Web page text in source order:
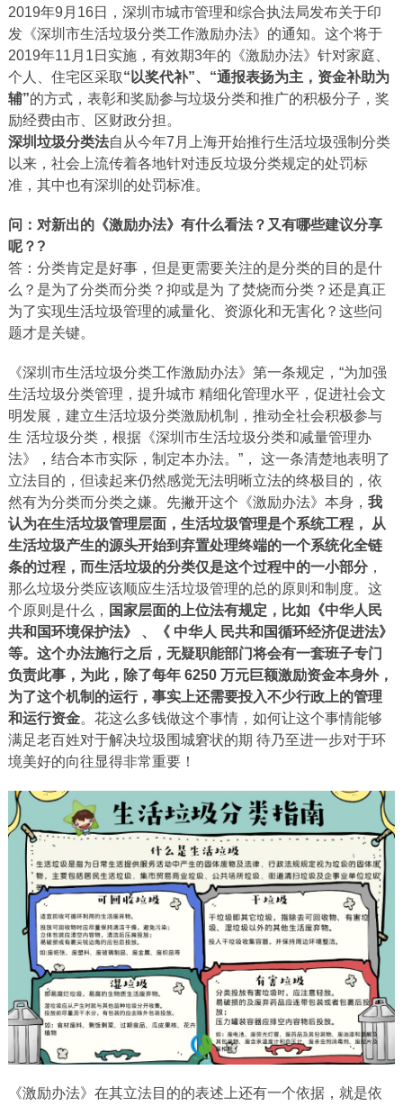
2019年9月16日，深圳市城市管理和综合执法局发布关于印
发《深圳市生活垃圾分类工作激励办法》的通知。这个将于
2019年11月1日实施，有效期3年的《激励办法》针对家庭、
个人、住宅区采取“以奖代补”、“通报表扬为主，资金补助为
辅”的方式，表彰和奖励参与垃圾分类和推广的积极分子，奖
励经费由市、区财政分担。
深圳垃圾分类法自从今年7月上海开始推行生活垃圾强制分类
以来，社会上流传着各地针对违反垃圾分类规定的处罚标
准，其中也有深圳的处罚标准。
问： 对新出的《激励办法》有什么看法？ 又有哪些建议分享
呢？ ?
答：分类肯定是好事，但是更需要关注的是分类的目的是什
么？是为了分类而分类？抑或是为 了焚烧而分类？还是真正
为了实现生活垃圾管理的减量化、资源化和无害化？这些问
题才是关键。
《深圳市生活垃圾分类工作激励办法》第一条规定，“为加强
生活垃圾分类管理，提升城市 精细化管理水平，促进社会文
明发展，建立生活垃圾分类激励机制，推动全社会积极参与
生 活垃圾分类，根据《深圳市生活垃圾分类和减量管理办
法》，结合本市实际，制定本办法。”， 这一条清楚地表明了
立法目的，但读起来仍然感觉无法明晰立法的终极目的，依
然有为分类而分类之嫌。先撇开这个《激励办法》本身， 我
认为在生活垃圾管理层面，生活垃圾管理是个系统工程， 从
生活垃圾产生的源头开始到弃置处理终端的一个系统化全链
条的过程，而生活垃圾的分类仅是这个过程中的一小部分，
那么垃圾分类应该顺应生活垃圾管理的总的原则和制度。这
个原则是什么， 国家层面的上位法有规定，比如《中华人民
共和国环境保护法》 、《 中华人 民共和国循环经济促进法》
等。 这个办法施行之后，无疑职能部门将会有一套班子专门
负责此事，为此，除了每年 6250 万元巨额激励资金本身外，
为了这个机制的运行，事实上还需要投入不少行政上的管理
和运行资金。花这么多钱做这个事情，如何让这个事情能够
满足老百姓对于解决垃圾围城窘状的期 待乃至进一步对于环
境美好的向往显得非常重要！
《激励办法》在其立法目的的表述上还有一个依据，就是依